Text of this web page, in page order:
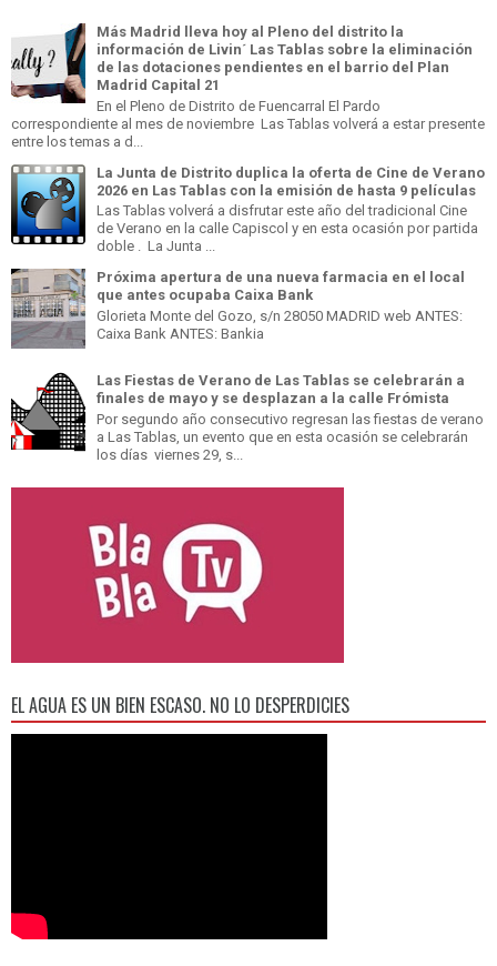
Más Madrid lleva hoy al Pleno del distrito la
información de Livin´ Las Tablas sobre la eliminación
de las dotaciones pendientes en el barrio del Plan
Madrid Capital 21
En el Pleno de Distrito de Fuencarral El Pardo
correspondiente al mes de noviembre Las Tablas volverá a estar presente
entre los temas a d...
La Junta de Distrito duplica la oferta de Cine de Verano
2026 en Las Tablas con la emisión de hasta 9 películas
Las Tablas volverá a disfrutar este año del tradicional Cine
de Verano en la calle Capiscol y en esta ocasión por partida
doble . La Junta ...
Próxima apertura de una nueva farmacia en el local
que antes ocupaba Caixa Bank
Glorieta Monte del Gozo, s/n 28050 MADRID web ANTES:
Caixa Bank ANTES: Bankia
Las Fiestas de Verano de Las Tablas se celebrarán a
finales de mayo y se desplazan a la calle Frómista
Por segundo año consecutivo regresan las fiestas de verano
a Las Tablas, un evento que en esta ocasión se celebrarán
los días viernes 29, s...
EL AGUA ES UN BIEN ESCASO. NO LO DESPERDICIES